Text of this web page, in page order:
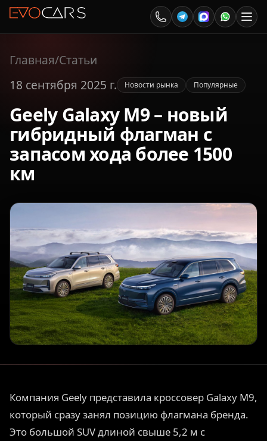
Главная/Статьи
18 сентября 2025 г.
Новости рынка Популярные
Geely Galaxy M9 – новый
гибридный флагман с
запасом хода более 1500
км
Компания Geely представила кроссовер Galaxy M9,
который сразу занял позицию флагмана бренда.
Это большой SUV длиной свыше 5,2 м с